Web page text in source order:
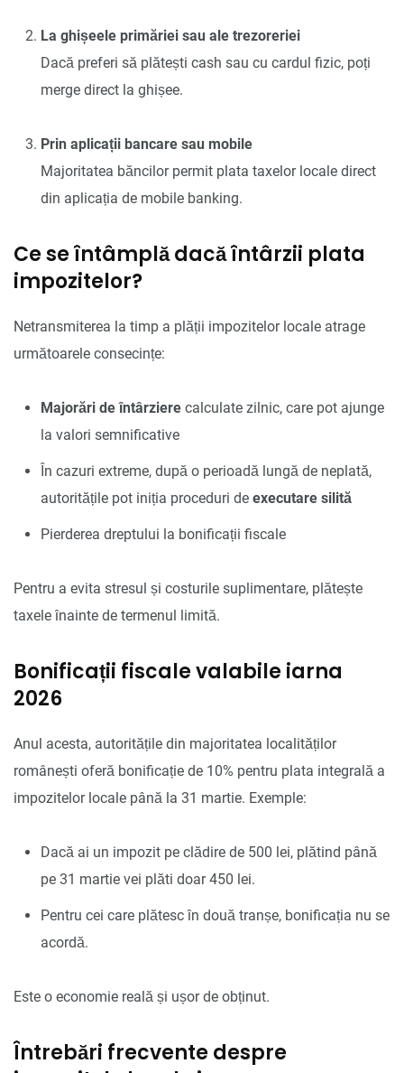
La ghișeele primăriei sau ale trezoreriei
Dacă preferi să plătești cash sau cu cardul fizic, poți
merge direct la ghișee.
Prin aplicații bancare sau mobile
Majoritatea băncilor permit plata taxelor locale direct
din aplicația de mobile banking.
Ce se întâmplă dacă întârzii plata
impozitelor?
Netransmiterea la timp a plății impozitelor locale atrage
următoarele consecințe:
Majorări de întârziere calculate zilnic, care pot ajunge
la valori semnificative
În cazuri extreme, după o perioadă lungă de neplată,
autoritățile pot iniția proceduri de executare silită
Pierderea dreptului la bonificații fiscale
Pentru a evita stresul și costurile suplimentare, plătește
taxele înainte de termenul limită.
Bonificații fiscale valabile iarna
2026
Anul acesta, autoritățile din majoritatea localităților
românești oferă bonificație de 10% pentru plata integrală a
impozitelor locale până la 31 martie. Exemple:
Dacă ai un impozit pe clădire de 500 lei, plătind până
pe 31 martie vei plăti doar 450 lei.
Pentru cei care plătesc în două tranșe, bonificația nu se
acordă.
Este o economie reală și ușor de obținut.
Întrebări frecvente despre